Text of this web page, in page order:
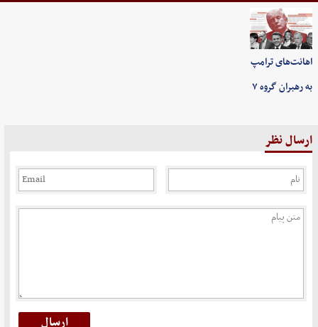
اهانت‌های ترامپ
به رهبران گروه ۷
ارسال نظر